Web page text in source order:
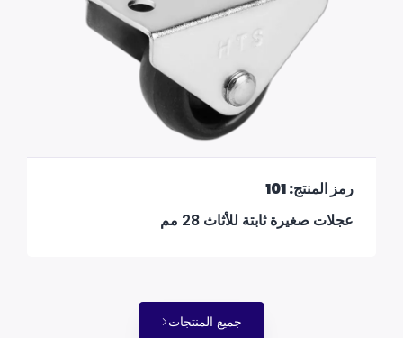
رمز المنتج: 101
عجلات صغيرة ثابتة للأثاث 28 مم
جميع المنتجات